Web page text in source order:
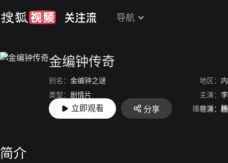
导航
金编钟传奇
别名： 金编钟之谜 地区：
类型： 剧情片 主演：
上映： 2016 导演：
立即观看 分享 播放源：
简介